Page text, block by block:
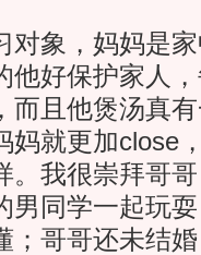
象，妈妈是家
他好保护家人
而且他煲汤真
妈就更加close
。我很崇拜哥
男同学一起玩
；哥哥还未结